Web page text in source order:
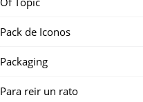
Pack de Iconos
Packaging
Para reir un rato